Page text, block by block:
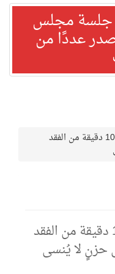
جلسة مجلس
عددًا من
العيد الذي لم يكتمل.. 100 دقيقة من الفقد
العيد الذي لم يكتمل.. 100 دقيقة من الفقد
لا يُنسى